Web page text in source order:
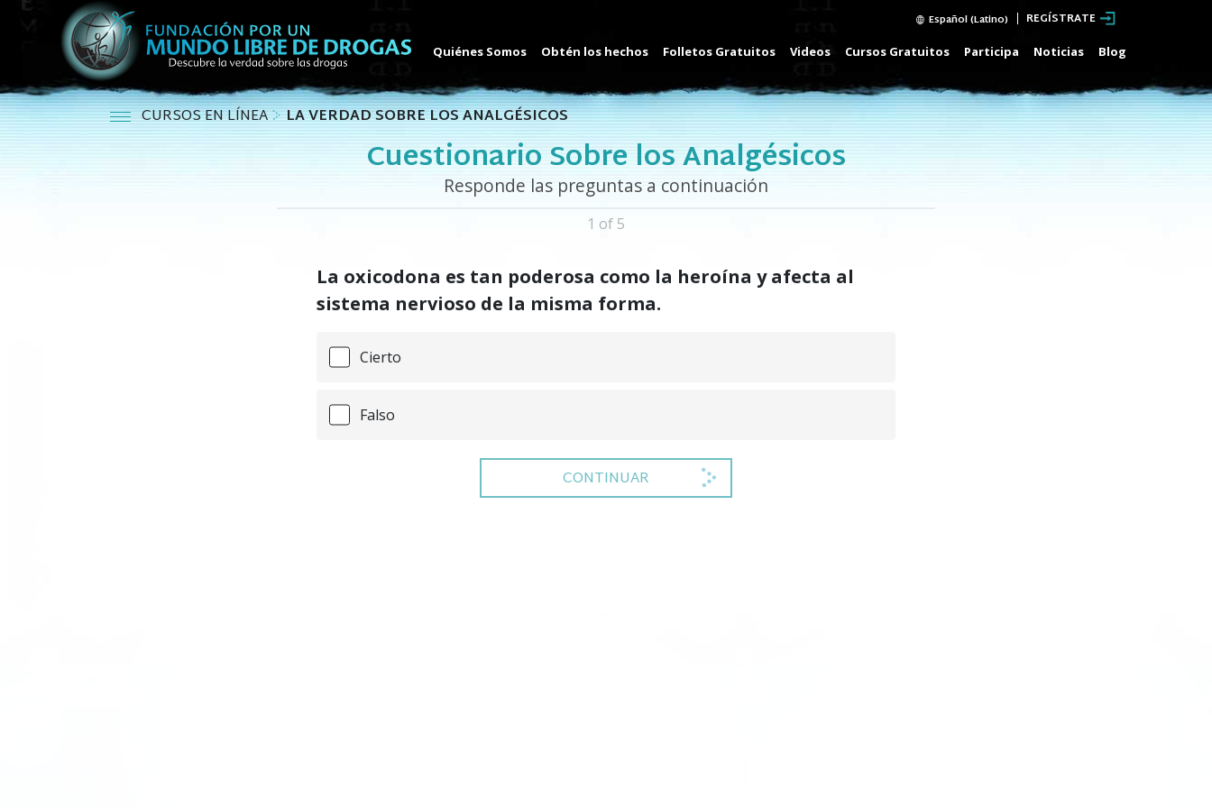
Español (Latino) REGÍSTRATE
Quiénes Somos Obtén los hechos Folletos Gratuitos Videos Cursos Gratuitos Participa Noticias Blog
CURSOS EN LÍNEA LA VERDAD SOBRE LOS ANALGÉSICOS
Cuestionario Sobre los Analgésicos
Responde las preguntas a continuación
1 of 5
La oxicodona es tan poderosa como la heroína y afecta al
sistema nervioso de la misma forma.
Cierto
Falso
CONTINUAR